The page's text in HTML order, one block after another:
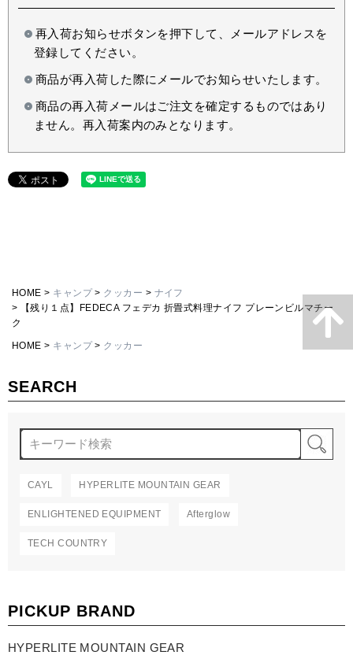
SEARCH
CAYL HYPERLITE MOUNTAIN GEAR
ENLIGHTENED EQUIPMENT Afterglow
TECH COUNTRY
PICKUP BRAND
HYPERLITE MOUNTAIN GEAR
再入荷お知らせボタンを押下して、メールアドレスを
登録してください。
商品が再入荷した際にメールでお知らせいたします。
商品の再入荷メールはご注文を確定するものではあり
ません。再入荷案内のみとなります。
HOME キャンプ クッカー
ナイフ
【残り１点】FEDECA フェデカ 折畳式料理ナイフ プレーンビルマチー
ク
HOME キャンプ クッカー